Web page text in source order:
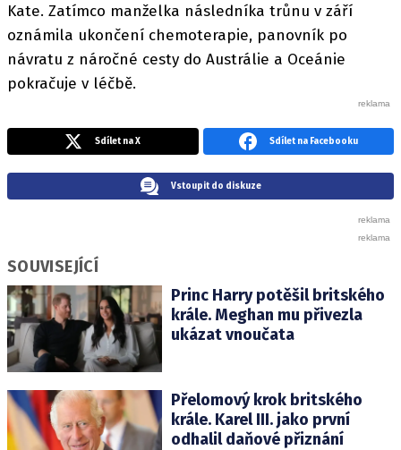
Kate. Zatímco manželka následníka trůnu v září
oznámila ukončení chemoterapie, panovník po
návratu z náročné cesty do Austrálie a Oceánie
pokračuje v léčbě.
Sdílet na X Sdílet na Facebooku
Vstoupit do diskuze
SOUVISEJÍCÍ
Princ Harry potěšil britského
krále. Meghan mu přivezla
ukázat vnoučata
Přelomový krok britského
krále. Karel III. jako první
odhalil daňové přiznání